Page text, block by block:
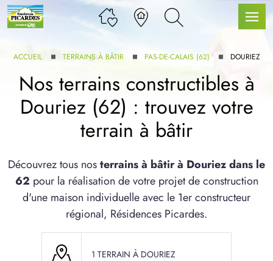
GAMME
SERVICE BDL EXTENSION
ACCUEIL TERRAINS À BÂTIR PAS-DE-CALAIS (62) DOURIEZ
Nos terrains constructibles à
Douriez (62) : trouvez votre
terrain à bâtir
Découvrez tous nosterrains à bâtir à Douriez dans le
62 pour la réalisation de votre projet de construction
d'une maison individuelle avec le 1er constructeur
régional, Résidences Picardes.
1 TERRAIN À DOURIEZ